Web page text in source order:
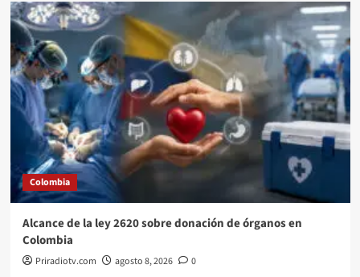
Colombia
Alcance de la ley 2620 sobre donación de órganos en
Colombia
Priradiotv.com agosto 8, 2026 0